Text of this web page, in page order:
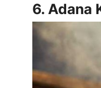
6. Adana